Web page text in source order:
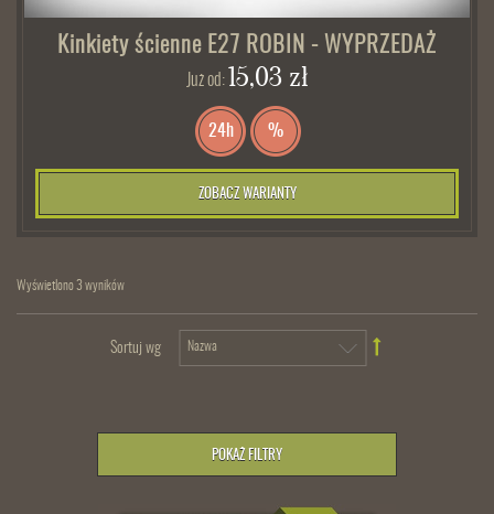
Kinkiety ścienne E27 ROBIN - WYPRZEDAŻ
Już od: 15,03 zł
24h %
ZOBACZ WARIANTY
Wyświetlono 3 wyników
Sortuj wg
POKAŻ FILTRY